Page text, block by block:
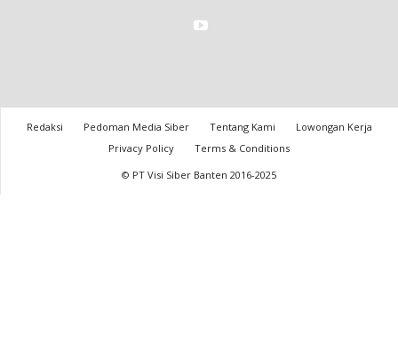
Redaksi Pedoman Media Siber Tentang Kami
Lowongan Kerja
Privacy Policy
Terms & Conditions
© PT Visi Siber Banten 2016-2025